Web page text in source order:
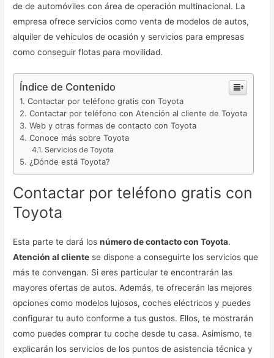
de de automóviles con área de operación multinacional. La
empresa ofrece servicios como venta de modelos de autos,
alquiler de vehículos de ocasión y servicios para empresas
como conseguir flotas para movilidad.
Índice de Contenido
Contactar por teléfono gratis con Toyota
Contactar por teléfono con Atención al cliente de Toyota
Web y otras formas de contacto con Toyota
Conoce más sobre Toyota
Servicios de Toyota
¿Dónde está Toyota?
Contactar por teléfono gratis con
Toyota
Esta parte te dará losnúmero de contacto con Toyota.
Atención al cliente se dispone a conseguirte los servicios que
más te convengan. Si eres particular te encontrarán las
mayores ofertas de autos. Además, te ofrecerán las mejores
opciones como modelos lujosos, coches eléctricos y puedes
configurar tu auto conforme a tus gustos. Ellos, te mostrarán
como puedes comprar tu coche desde tu casa. Asimismo, te
explicarán los servicios de los puntos de asistencia técnica y